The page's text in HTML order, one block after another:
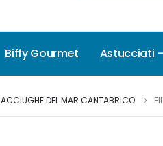
Biffy Gourmet Astucciati
ACCIUGHE DEL MAR CANTABRICO